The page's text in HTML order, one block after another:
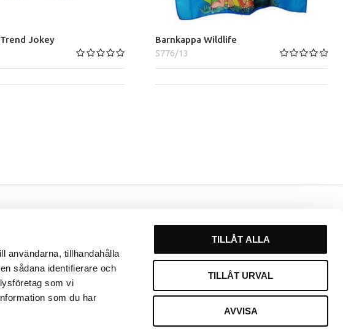
användarna, tillhandahålla
sådana identifierare och
som vi
som du har
TILLÅT ALLA
TILLÅT URVAL
AVVISA
Jokey
Barnkappa Wildlife
5776/13
Kontakt
Växel 0451 - 213 13
E-post